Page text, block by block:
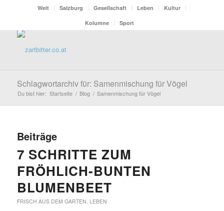
Welt Salzburg Gesellschaft Leben
Kultur
Kolumne
Sport
Schlagwortarchiv für: Samenmischung für Vögel
Du bist hier: Startseite / Blog / Samenmischung für Vögel
Beiträge
7 SCHRITTE ZUM
FRÖHLICH-BUNTEN
BLUMENBEET
FRISCH AUS DEM GARTEN, LEBEN